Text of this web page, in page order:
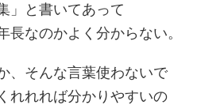
」と書いてあって
長なのかよく分からない。
、そんな言葉使わないで
れれれば分かりやすいの